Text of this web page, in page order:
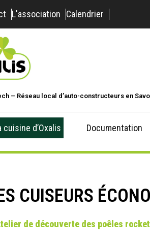
L'association Calendrier
– Réseau local d’auto-constructeurs en
cuisine d’Oxalis Documentation
CUISEURS
de découverte des poêles